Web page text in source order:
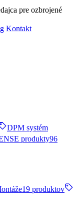
pre ozbrojené
Kontakt
DPM systém
produkty96
19 produktov